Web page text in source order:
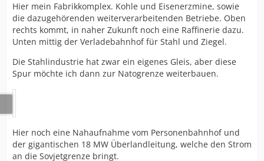
Hier mein Fabrikkomplex. Kohle und Eisenerzmine, sowie
die dazugehörenden weiterverarbeitenden Betriebe. Oben
rechts kommt, in naher Zukunft noch eine Raffinerie dazu.
Unten mittig der Verladebahnhof für Stahl und Ziegel.
Die Stahlindustrie hat zwar ein eigenes Gleis, aber diese
Spur möchte ich dann zur Natogrenze weiterbauen.
Hier noch eine Nahaufnahme vom Personenbahnhof und
der gigantischen 18 MW Überlandleitung, welche den Strom
an die Sovjetgrenze bringt.